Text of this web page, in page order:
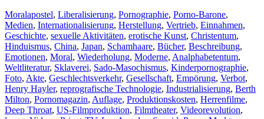
Moralapostel, Liberalisierung, Pornographie, Porno-Barone,
Medien, Internationalisierung, Herstellung, Vertrieb, Einnahmen,
Geschichte, sexuelle Aktivitäten, erotische Kunst, Christentum,
Hinduismus, China, Japan, Schamhaare, Bücher, Beschreibung,
Emotionen, Moral, Wiederholung, Moderne, Analphabetentum,
Weltliteratur, Sklaverei, Sado-Masochismus, Kinderpornographie,
Foto, Akte, Geschlechtsverkehr, Gesellschaft, Empörung, Verbot,
Henry Hayler, reprografische Technologie, Industrialisierung, Berth
Milton, Pornomagazin, Auflage, Produktionskosten, Herrenfilme,
Deep Throat, US-Filmproduktion, Filmtheater, Videorevolution,